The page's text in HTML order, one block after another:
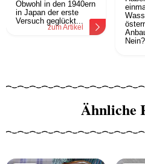
Obwohl in den 1940ern
in Japan der erste
Versuch geglückt...
zum Artikel
Ähnliche